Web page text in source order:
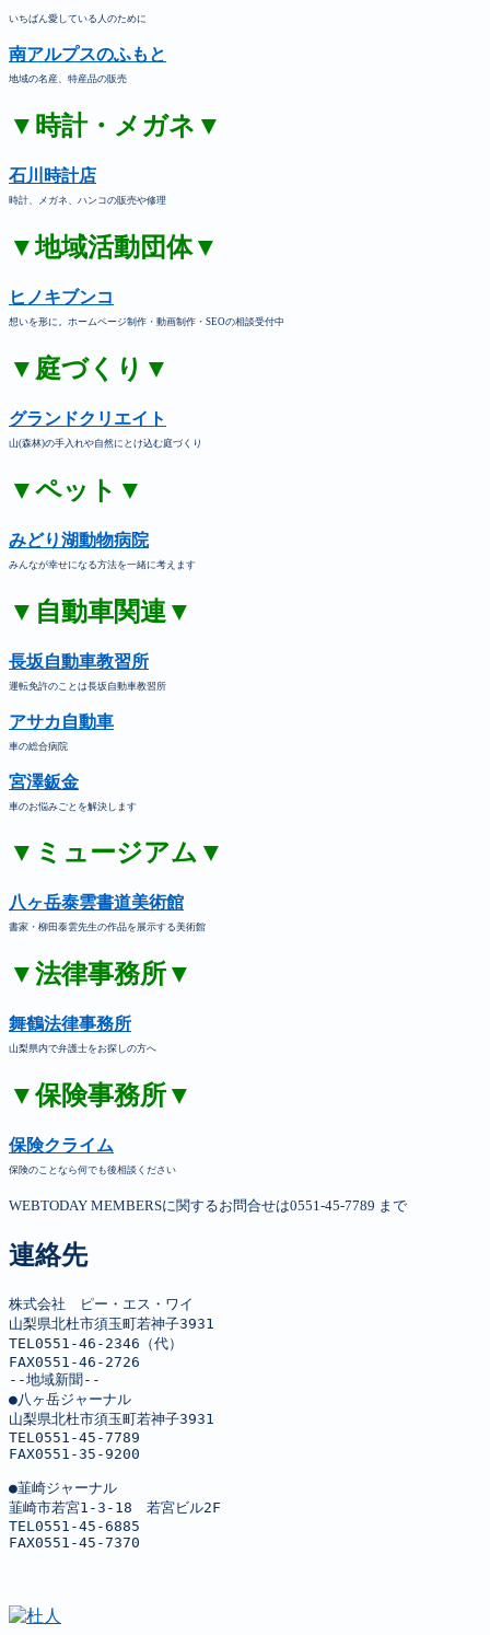
いちばん愛している人のために
南アルプスのふもと
地域の名産、特産品の販売
▼時計・メガネ▼
石川時計店
時計、メガネ、ハンコの販売や修理
▼地域活動団体▼
ヒノキブンコ
想いを形に。ホームページ制作・動画制作・SEOの相談受付中
▼庭づくり▼
グランドクリエイト
山(森林)の手入れや自然にとけ込む庭づくり
▼ペット▼
みどり湖動物病院
みんなが幸せになる方法を一緒に考えます
▼自動車関連▼
長坂自動車教習所
運転免許のことは長坂自動車教習所
アサカ自動車
車の総合病院
宮澤鈑金
車のお悩みごとを解決します
▼ミュージアム▼
八ヶ岳泰雲書道美術館
書家・柳田泰雲先生の作品を展示する美術館
▼法律事務所▼
舞鶴法律事務所
山梨県内で弁護士をお探しの方へ
▼保険事務所▼
保険クライム
保険のことなら何でも後相談ください
WEBTODAY MEMBERSに関するお問合せは0551-45-7789 まで
連絡先
株式会社　ピー・エス・ワイ
山梨県北杜市須玉町若神子3931
TEL0551-46-2346（代）
FAX0551-46-2726
--地域新聞--
●八ヶ岳ジャーナル
山梨県北杜市須玉町若神子3931
TEL0551-45-7789
FAX0551-35-9200
●韮崎ジャーナル
韮崎市若宮1-3-18　若宮ビル2F
TEL0551-45-6885
FAX0551-45-7370